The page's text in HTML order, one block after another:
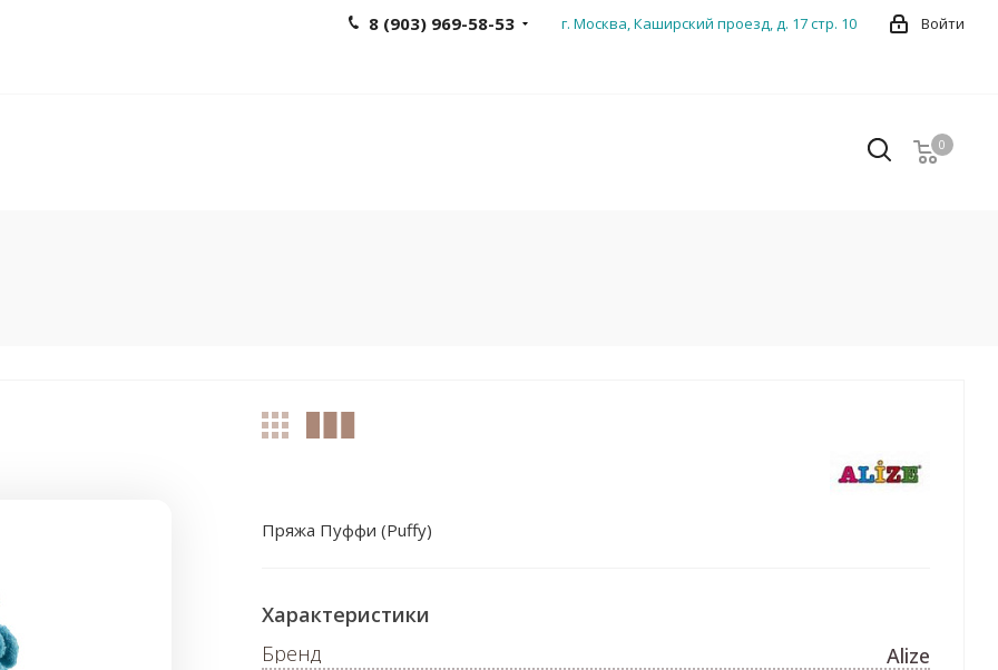
Войти
г. Москва, Каширский проезд, д. 17 стр. 10
8 (903) 969-58-53
0
0
Пряжа Пуффи (Puffy)
Характеристики
Бренд
Alize